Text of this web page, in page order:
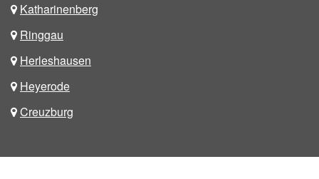
Katharinenberg
Ringgau
Herleshausen
Heyerode
Creuzburg